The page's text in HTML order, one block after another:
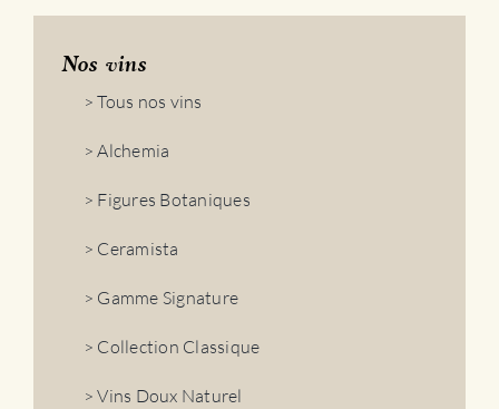
Nos vins
> Tous nos vins
> Alchemia
> Figures Botaniques
> Ceramista
> Gamme Signature
> Collection Classique
> Vins Doux Naturel
Blanc